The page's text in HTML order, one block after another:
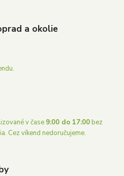
a okolie
v čase 9:00 do 17:00bez
Cez víkend nedoručujeme.